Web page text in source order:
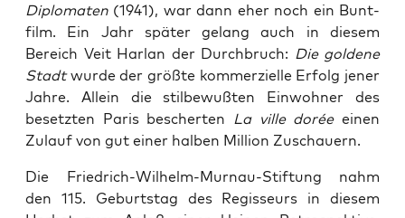
Diplo­ma­ten (1941), war dann eher noch ein Bunt­
film. Ein Jahr spä­ter gelang auch in die­sem
Bereich Veit Har­lan der Durch­bruch: Die gol­de­ne
Stadtwur­de der größ­te kom­mer­zi­el­le Erfolg jener
Jah­re. Allein die stil­be­wuß­ten Ein­woh­ner des
besetz­ten Paris bescher­ten La ville dorée einen
Zulauf von gut einer hal­ben Mil­li­on Zuschauern.
Die Fried­rich-Wil­helm-Mur­nau-Stif­tung nahm
den 115. Geburts­tag des Regis­seurs in die­sem